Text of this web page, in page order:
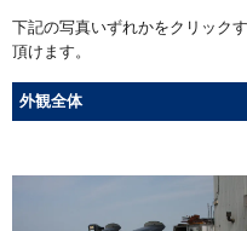
下記の写真いずれかをクリック
頂けます。
外観全体